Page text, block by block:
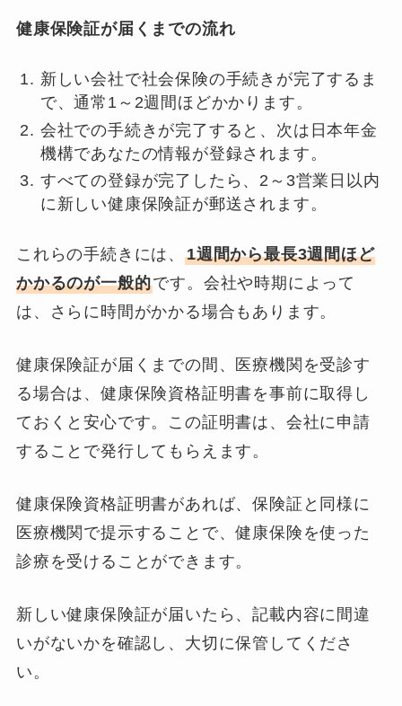
健康保険証が届くまでの流れ
新しい会社で社会保険の手続きが完了するま
で、通常1～2週間ほどかかります。
会社での手続きが完了すると、次は日本年金
機構であなたの情報が登録されます。
すべての登録が完了したら、2～3営業日以内
に新しい健康保険証が郵送されます。
これらの手続きには、 1週間から最長3週間ほど
かかるのが一般的です。会社や時期によって
は、さらに時間がかかる場合もあります。
健康保険証が届くまでの間、医療機関を受診す
る場合は、健康保険資格証明書を事前に取得し
ておくと安心です。この証明書は、会社に申請
することで発行してもらえます。
健康保険資格証明書があれば、保険証と同様に
医療機関で提示することで、健康保険を使った
診療を受けることができます。
新しい健康保険証が届いたら、記載内容に間違
いがないかを確認し、大切に保管してくださ
い。